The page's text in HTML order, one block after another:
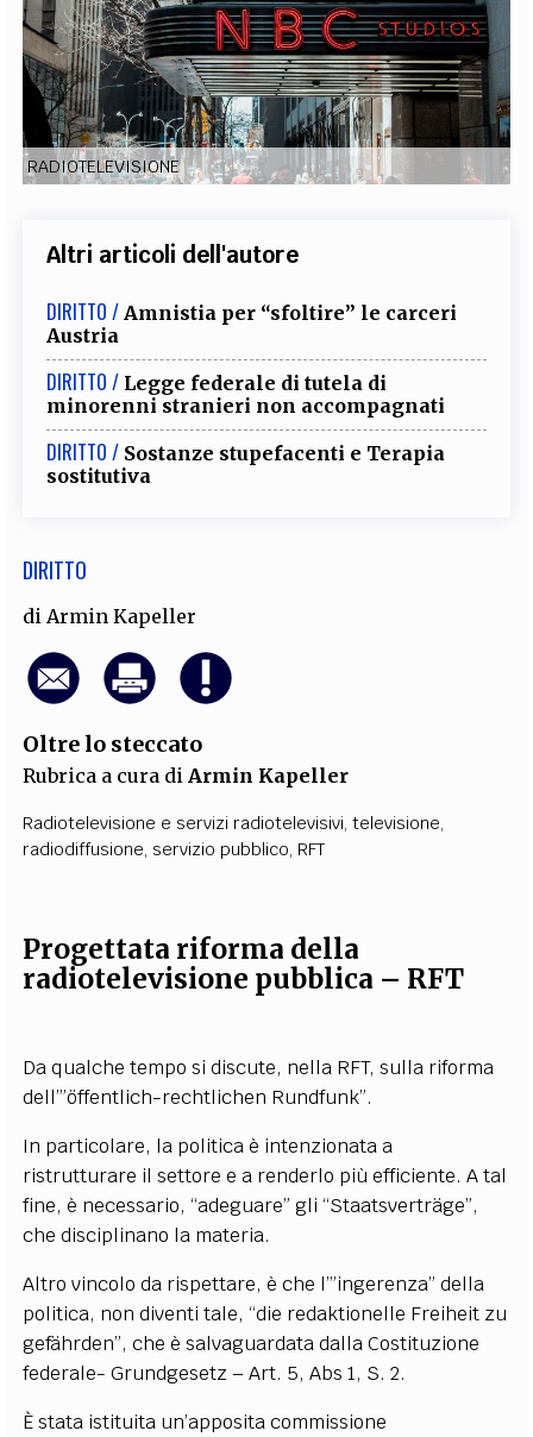
EXTRA
CODICI RUBRICHE LIBRI PROCEEDINGS PUBBLICITÀ CONTATTI
SOCIAL MEDIA
RADIOTELEVISIONE
Altri articoli dell'autore
DIRITTO / Amnistia per “sfoltire” le carceri
Austria
DIRITTO / Legge federale di tutela di
minorenni stranieri non accompagnati
DIRITTO / Sostanze stupefacenti e Terapia
sostitutiva
DIRITTO
di Armin Kapeller
Oltre lo steccato
Rubrica a cura di Armin Kapeller
Radiotelevisione e servizi radiotelevisivi,televisione,
radiodiffusione,servizio pubblico, RFT
Progettata riforma della
radiotelevisione pubblica – RFT
Da qualche tempo si discute, nella RFT, sulla riforma
dell’”öffentlich-rechtlichen Rundfunk”.
In particolare, la politica è intenzionata a
ristrutturare il settore e a renderlo più efficiente. A tal
fine, è necessario, “adeguare” gli “Staatsverträge”,
che disciplinano la materia.
Altro vincolo da rispettare, è che l’”ingerenza” della
politica, non diventi tale, “die redaktionelle Freiheit zu
gefährden”, che è salvaguardata dalla Costituzione
federale- Grundgesetz – Art. 5, Abs 1, S. 2.
È stata istituita un’apposita commissione